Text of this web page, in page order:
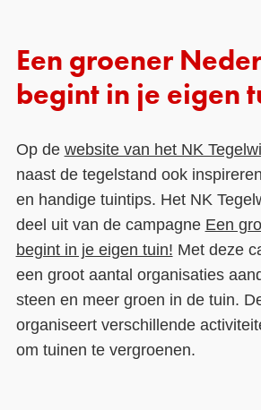
Een groener
begint in je eigen
Op de website van het NK
naast de tegelstand ook
en handige tuintips. Het NK
deel uit van de campagne Een
begint in je eigen tuin! Met deze
een groot aantal organisaties
steen en meer groen in de tuin.
organiseert verschillende
om tuinen te vergroenen.